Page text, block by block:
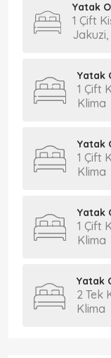
Yatak
1 Çift
Jakuzi,
Yatak
1 Çift
Klima
Yatak
1 Çift
Klima
Yatak
1 Çift
Klima
Yatak
2 Tek
Klima